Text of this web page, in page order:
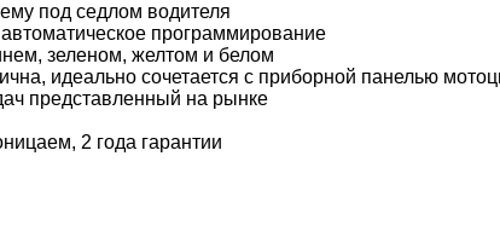
под седлом водителя
автоматическое программирование
зеленом, желтом и белом
идеально сочетается с приборной панелью
представленный на рынке
2 года гарантии